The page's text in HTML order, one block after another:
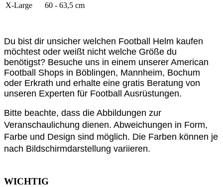
X-Large
60 - 63,5 cm
Du bist dir unsicher welchen Football Helm kaufen
möchtest oder weißt nicht welche Größe du
benötigst? Besuche uns in einem unserer American
Football Shops in Böblingen, Mannheim, Bochum
oder Erkrath und erhalte eine gratis Beratung von
unseren Experten für Football Ausrüstungen.
Bitte beachte, dass die Abbildungen zur
Veranschaulichung dienen. Abweichungen in Form,
Farbe und Design sind möglich. Die Farben können je
nach Bildschirmdarstellung variieren.
WICHTIG